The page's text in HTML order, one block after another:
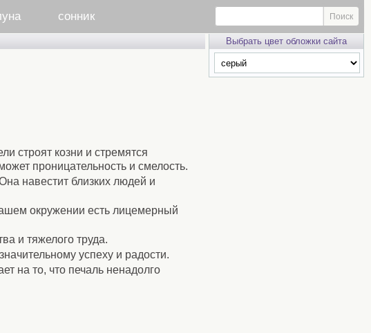
сонник
строят козни и стремятся
проницательность и смелость.
навестит близких людей и
окружении есть лицемерный
и тяжелого труда.
успеху и радости.
на то, что печаль ненадолго
Выбрать цвет обложки сайта